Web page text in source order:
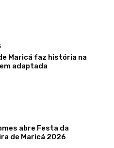
Maricá faz história na
adaptada
abre Festa da
de Maricá 2026